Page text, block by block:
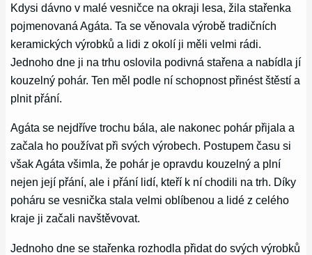
Kdysi dávno v malé vesničce na okraji lesa, žila stařenka
pojmenovaná Agáta. Ta se věnovala výrobě tradičních
keramických výrobků a lidi z okolí ji měli velmi rádi.
Jednoho dne ji na trhu oslovila podivná stařena a nabídla jí
kouzelný pohár. Ten měl podle ní schopnost přinést štěstí a
plnit přání.
Agáta se nejdříve trochu bála, ale nakonec pohár přijala a
začala ho používat při svých výrobech. Postupem času si
však Agáta všimla, že pohár je opravdu kouzelný a plní
nejen její přání, ale i přání lidí, kteří k ní chodili na trh. Díky
poháru se vesnička stala velmi oblíbenou a lidé z celého
kraje ji začali navštěvovat.
Jednoho dne se stařenka rozhodla přidat do svých výrobků